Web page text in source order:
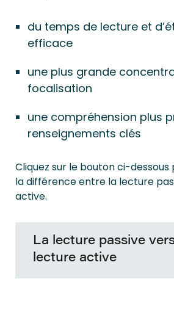
du temps de lecture et
efficace
une plus grande
focalisation
une compréhension plus
renseignements clés
Cliquez sur le bouton ci-
la différence entre la lecture
active.
La lecture passive
lecture active